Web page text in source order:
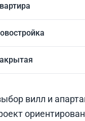
вилл и